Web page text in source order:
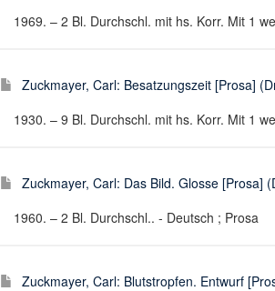
1969. – 2 Bl. Durchschl. mit hs. Korr. Mit 1
Zuckmayer, Carl: Besatzungszeit [Prosa]
1930. – 9 Bl. Durchschl. mit hs. Korr. Mit 1
Zuckmayer, Carl: Das Bild. Glosse [Prosa]
1960. – 2 Bl. Durchschl.. - Deutsch ; Prosa
Zuckmayer, Carl: Blutstropfen. Entwurf